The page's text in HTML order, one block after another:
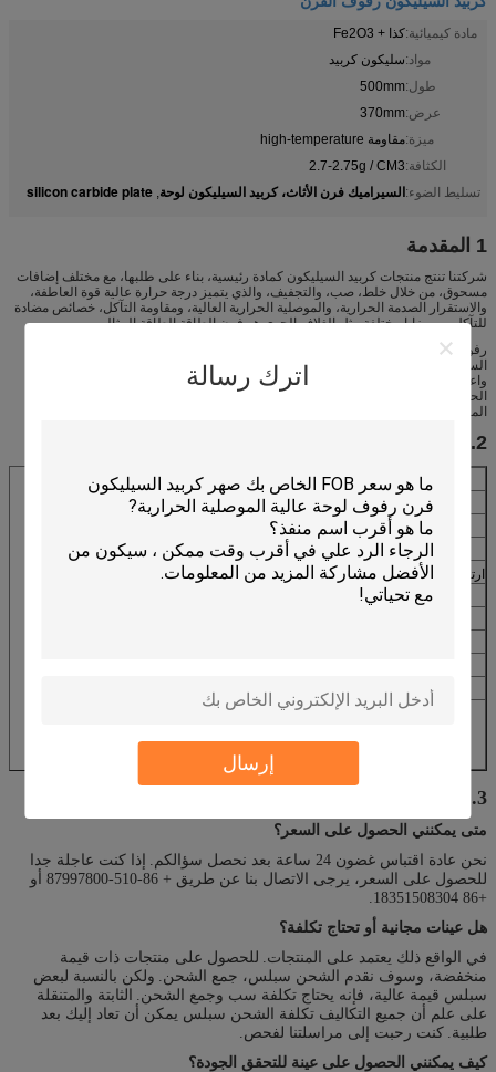
اترك رسالة
إرسال
مادة كيميائية:كذا + Fe2O3
مواد:سليكون كربيد
طول:500mm
عرض:370mm
ميزة:مقاومة high-temperature
الكثافة:2.7-2.75g / CM3
تسليط الضوء:السيراميك فرن الأثاث، كربيد السيليكون لوحة,
silicon carbide plate
1 المقدمة
شركتنا تنتج منتجات كربيد السيليكون كمادة رئيسية، بناء على طلبها، مع مختلف إضافات
مسحوق، من خلال خلط، صب، والتجفيف، والذي يتميز درجة حرارة عالية قوة العاطفة،
والاستقرار الصدمة الحرارية، والموصلية الحرارية العالية، ومقاومة التآكل، خصائص مضادة
للتآكل من مزايا مختلفة مثل الغلاف الجوي هو فرن الطاقة الطاقة المثالي.
رفوف كربيد السيليكون الحرارية، المعروف أيضا باسم كاربوروندوم، هو مركب من
السيليكون والكربون مع الصيغة الكيميائية سيك. من خلال تلبد ارتفاع في درجة الحرارة،
واعتماد المواد الخام ذات جودة أعلى. لديها خصائص أداء مستقر، ممتازة مقاومة الصدمة
الحرارية، مقاومة الأكسدة، حياة طويلة، حجم رقيقة ولكن كثافة عالية السائبة. في
الموصلية الحرارية جيدة يمكن أن تضمن لتوفير الطاقة في أقصى مستوى.
2. مواصفة
بند
معلومات تقنية
كثافة الصوت (g / cm3)
2،70-2،75
المسامية الظاهرية (٪)
قوة في درجة الحرارة العادية (الأم)
> 50
ارتفاع درجة الحرارة الانحناء قوة (مبا / 1400 ℃)
> 55
الباردة سحق قوة (الأم)
Thermalexpansivity (× 10-6 / ℃)
مادة كيميائية
3. فاق
متى يمكنني الحصول على السعر؟
نحن عادة اقتباس غضون 24 ساعة بعد نحصل سؤالكم.
إذا كنت عاجلة جدا
للحصول على السعر، يرجى الاتصال بنا عن طريق + 86-510-87997800 أو
+86 18351508304.
هل عينات مجانية أو تحتاج تكلفة؟
في الواقع ذلك يعتمد على المنتجات.
للحصول على منتجات ذات قيمة
منخفضة، وسوف نقدم الشحن سبلس، جمع الشحن. ولكن بالنسبة لبعض
سبلس قيمة عالية، فإنه يحتاج تكلفة سب وجمع الشحن.
الثابتة والمتنقلة
على علم أن جميع التكاليف تكلفة الشحن سبلس يمكن أن تعاد إليك بعد
طلبية. كنت رحبت إلى مراسلتنا لفحص.
كيف يمكنني الحصول على عينة للتحقق الجودة؟